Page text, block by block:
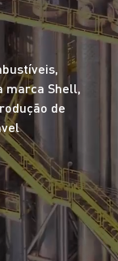
marca Shell,
de